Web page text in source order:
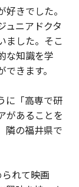
きでした。
ュニアドクタ
ました。そこ
な知識を学
きます。
に「高専で研
があることを
隣の福井県で
れて映画